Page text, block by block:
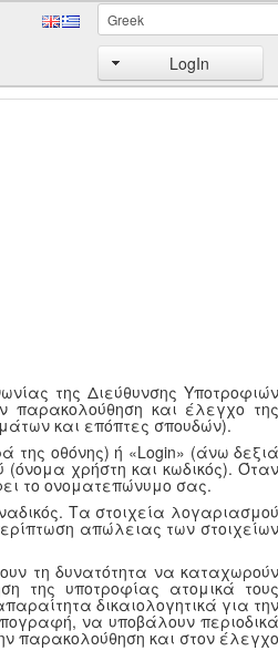
LogIn
της Διεύθυνσης Υποτροφιών
παρακολούθηση και έλεγχο της
και επόπτες σπουδών).
της οθόνης) ή «Login» (άνω δεξιά
χρήστη και κωδικός). Όταν
το ονοματεπώνυμο σας.
Τα στοιχεία λογαριασμού
απώλειας των στοιχείων
τη δυνατότητα να καταχωρούν
της υποτροφίας ατομικά τους
δικαιολογητικά για την
να υποβάλουν περιοδικά
παρακολούθηση και στον έλεγχο